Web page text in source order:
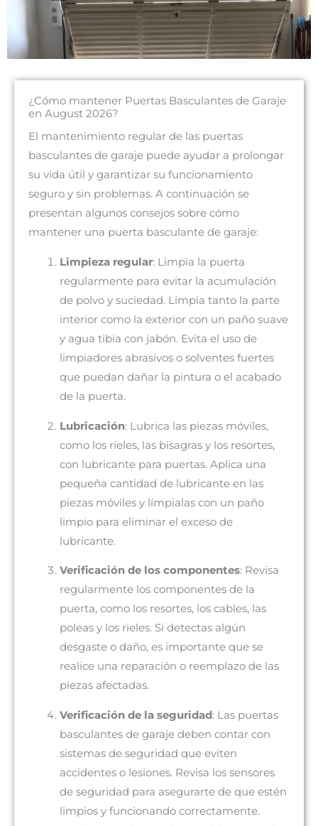
¿Cómo mantener Puertas Basculantes de Garaje
en August 2026?
El mantenimiento regular de las puertas
basculantes de garaje puede ayudar a prolongar
su vida útil y garantizar su funcionamiento
seguro y sin problemas. A continuación se
presentan algunos consejos sobre cómo
mantener una puerta basculante de garaje:
Limpieza regular: Limpia la puerta
regularmente para evitar la acumulación
de polvo y suciedad. Limpia tanto la parte
interior como la exterior con un paño suave
y agua tibia con jabón. Evita el uso de
limpiadores abrasivos o solventes fuertes
que puedan dañar la pintura o el acabado
de la puerta.
Lubricación: Lubrica las piezas móviles,
como los rieles, las bisagras y los resortes,
con lubricante para puertas. Aplica una
pequeña cantidad de lubricante en las
piezas móviles y límpialas con un paño
limpio para eliminar el exceso de
lubricante.
Verificación de los componentes: Revisa
regularmente los componentes de la
puerta, como los resortes, los cables, las
poleas y los rieles. Si detectas algún
desgaste o daño, es importante que se
realice una reparación o reemplazo de las
piezas afectadas.
Verificación de la seguridad: Las puertas
basculantes de garaje deben contar con
sistemas de seguridad que eviten
accidentes o lesiones. Revisa los sensores
de seguridad para asegurarte de que estén
limpios y funcionando correctamente.